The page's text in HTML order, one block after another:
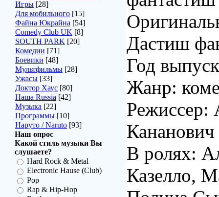
Игры [28]
Для мобильного [15]
Файна Юкрайна [54]
Comedy Club UK [8]
SOUTH PARK [20]
Комедии [71]
Боевики [48]
Мультфильмы [28]
Ужасы [33]
Доктор Хаус [80]
Наша Russia [42]
Музыка [22]
Программы [10]
Наруто / Naruto [93]
Наш опрос
Какой стиль музыки Вы
слушаете?
Hard Rock & Metal
Electronic Hause (Club)
Pop
Rap & Hip-Hop
Дастиш
Год
Жанр:
Режиссер:
Кананович
В ролях:
Казелло,